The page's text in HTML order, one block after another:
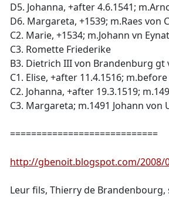
D5. Johanna, +after 4.6.1541;
D6. Margareta, +1539; m.Raes von
C2. Marie, +1534; m.Johann vn
C3. Romette Friederike
B3. Dietrich III von Brandenburg gt
C1. Elise, +after 11.4.1516;
C2. Johanna, +after 19.3.1519;
C3. Margareta; m.1491 Johann von
============================
http://gbenoit.blogspot.com/
Leur fils, Thierry de Brandenbourg,